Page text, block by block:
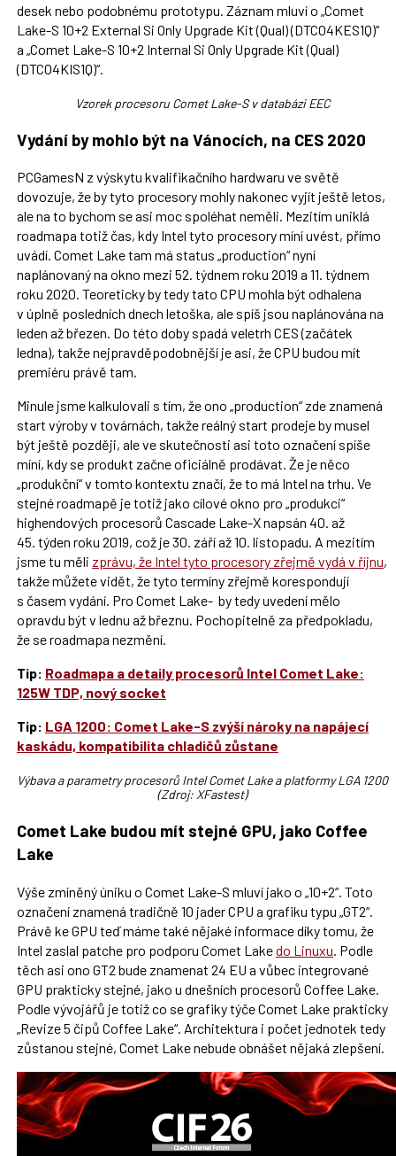
desek nebo podobnému prototypu. Záznam mluví o „Comet
Lake-S 10+2 External Si Only Upgrade Kit (Qual) (DTCO4KES1Q)“
a „Comet Lake-S 10+2 Internal Si Only Upgrade Kit (Qual)
(DTCO4KIS1Q)“.
Vzorek procesoru Comet Lake-S v databázi EEC
Vydání by mohlo být na Vánocích, na CES 2020
PCGamesN z výskytu kvalifikačního hardwaru ve světě
dovozuje, že by tyto procesory mohly nakonec vyjít ještě letos,
ale na to bychom se asi moc spoléhat neměli. Mezitím uniklá
roadmapa totiž čas, kdy Intel tyto procesory míní uvést, přímo
uvádí. Comet Lake tam má status „production“ nyní
naplánovaný na okno mezi 52. týdnem roku 2019 a 11. týdnem
roku 2020. Teoreticky by tedy tato CPU mohla být odhalena
v úplně posledních dnech letoška, ale spíš jsou naplánována na
leden až březen. Do této doby spadá veletrh CES (začátek
ledna), takže nejpravděpodobnější je asi, že CPU budou mít
premiéru právě tam.
Minule jsme kalkulovali s tím, že ono „production“ zde znamená
start výroby v továrnách, takže reálný start prodeje by musel
být ještě později, ale ve skutečnosti asi toto označení spíše
míní, kdy se produkt začne oficiálně prodávat. Že je něco
„produkční“ v tomto kontextu značí, že to má Intel na trhu. Ve
stejné roadmapě je totiž jako cílové okno pro „produkci“
highendových procesorů Cascade Lake-X napsán 40. až
45. týden roku 2019, což je 30. září až 10. listopadu. A mezitím
jsme tu měli zprávu, že Intel tyto procesory zřejmě vydá v říjnu,
takže můžete vidět, že tyto termíny zřejmě korespondují
s časem vydání. Pro Comet Lake- by tedy uvedení mělo
opravdu být v lednu až březnu. Pochopitelně za předpokladu,
že se roadmapa nezmění.
Tip: Roadmapa a detaily procesorů Intel Comet Lake:
125W TDP, nový socket
Tip: LGA 1200: Comet Lake-S zvýší nároky na napájecí
kaskádu, kompatibilita chladičů zůstane
Výbava a parametry procesorů Intel Comet Lake a platformy LGA 1200
(Zdroj: XFastest)
Comet Lake budou mít stejné GPU, jako Coffee
Lake
Výše zmíněný úniku o Comet Lake-S mluví jako o „10+2“. Toto
označení znamená tradičně 10 jader CPU a grafiku typu „GT2“.
Právě ke GPU teď máme také nějaké informace díky tomu, že
Intel zaslal patche pro podporu Comet Lakedo Linuxu. Podle
těch asi ono GT2 bude znamenat 24 EU a vůbec integrované
GPU prakticky stejné, jako u dnešních procesorů Coffee Lake.
Podle vývojářů je totiž co se grafiky týče Comet Lake prakticky
„Revize 5 čipů Coffee Lake“. Architektura i počet jednotek tedy
zůstanou stejné, Comet Lake nebude obnášet nějaká zlepšení.